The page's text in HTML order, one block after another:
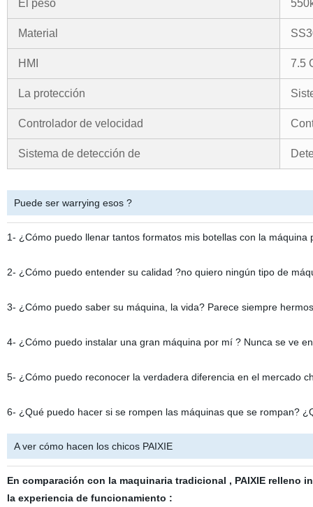
El peso
Material
HMI 7.5
La protección
Controlador de velocidad
Sistema de detección de
Puede ser warrying esos ?
1- ¿Cómo puedo llenar tantos formatos mis botellas con la
2- ¿Cómo puedo entender su calidad ?no quiero ningún tipo de
3- ¿Cómo puedo saber su máquina, la vida? Parece siempre
4- ¿Cómo puedo instalar una gran máquina por mí ? Nunca se ve
5- ¿Cómo puedo reconocer la verdadera diferencia en el mercado
6- ¿Qué puedo hacer si se rompen las máquinas que se rompan?
A ver cómo hacen los chicos PAIXIE
En comparación con la maquinaria tradicional , PAIXIE
la experiencia de funcionamiento :